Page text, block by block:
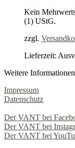
Kein
(1) UStG.
zzgl.
Lieferzeit:
Weitere Informationen
Impressum
Datenschutz
Der VANT bei
Der VANT bei
Der VANT bei